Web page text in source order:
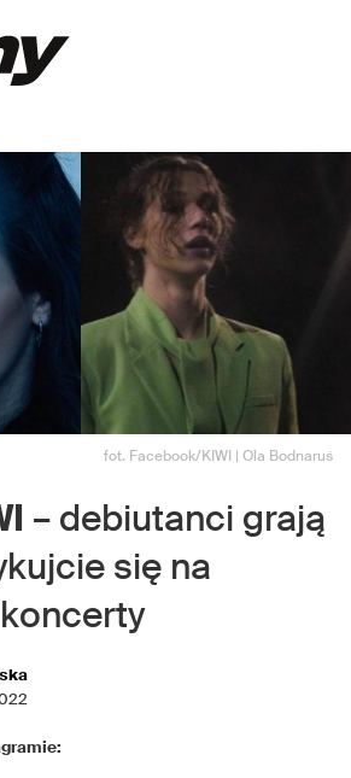
fot. Facebook/KIWI | Ola Bodnaruś
– debiutanci grają
się na